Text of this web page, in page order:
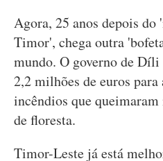
Agora, 25 anos depois do
Timor', chega outra
mundo. O governo de
2,2 milhões de euros
incêndios que
de floresta.
Timor-Leste já está